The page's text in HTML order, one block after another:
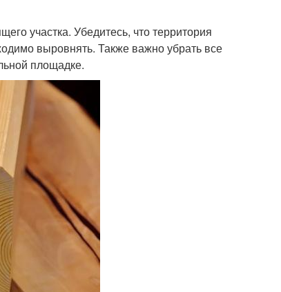
участка. Убедитесь, что территория
выровнять. Также важно убрать все
площадке.